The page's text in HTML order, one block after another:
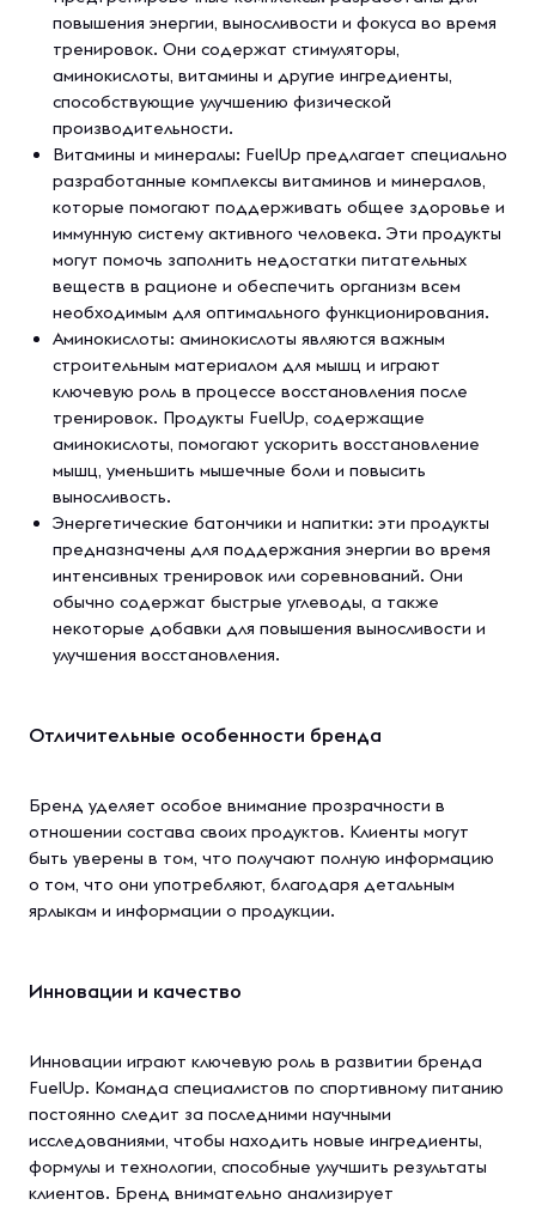
повышения энергии, выносливости и фокуса во время
тренировок. Они содержат стимуляторы,
аминокислоты, витамины и другие ингредиенты,
способствующие улучшению физической
производительности.
Витамины и минералы: FuelUp предлагает специально
разработанные комплексы витаминов и минералов,
которые помогают поддерживать общее здоровье и
иммунную систему активного человека. Эти продукты
могут помочь заполнить недостатки питательных
веществ в рационе и обеспечить организм всем
необходимым для оптимального функционирования.
Аминокислоты: аминокислоты являются важным
строительным материалом для мышц и играют
ключевую роль в процессе восстановления после
тренировок. Продукты FuelUp, содержащие
аминокислоты, помогают ускорить восстановление
мышц, уменьшить мышечные боли и повысить
выносливость.
Энергетические батончики и напитки: эти продукты
предназначены для поддержания энергии во время
интенсивных тренировок или соревнований. Они
обычно содержат быстрые углеводы, а также
некоторые добавки для повышения выносливости и
улучшения восстановления.
Отличительные особенности бренда
Бренд уделяет особое внимание прозрачности в
отношении состава своих продуктов. Клиенты могут
быть уверены в том, что получают полную информацию
о том, что они употребляют, благодаря детальным
ярлыкам и информации о продукции.
Инновации и качество
Инновации играют ключевую роль в развитии бренда
FuelUp. Команда специалистов по спортивному питанию
постоянно следит за последними научными
исследованиями, чтобы находить новые ингредиенты,
формулы и технологии, способные улучшить результаты
клиентов. Бренд внимательно анализирует